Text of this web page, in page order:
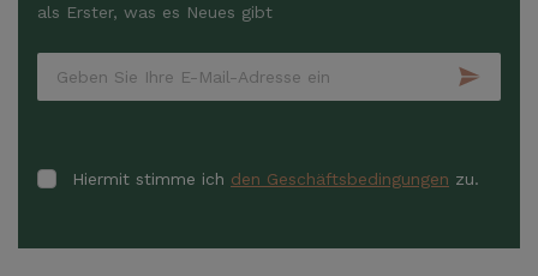
als Erster, was es Neues gibt
Hiermit stimme ich den Geschäftsbedingungen zu.